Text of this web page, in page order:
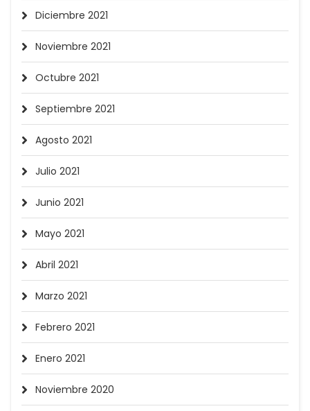
Diciembre 2021
Noviembre 2021
Octubre 2021
Septiembre 2021
Agosto 2021
Julio 2021
Junio 2021
Mayo 2021
Abril 2021
Marzo 2021
Febrero 2021
Enero 2021
Noviembre 2020